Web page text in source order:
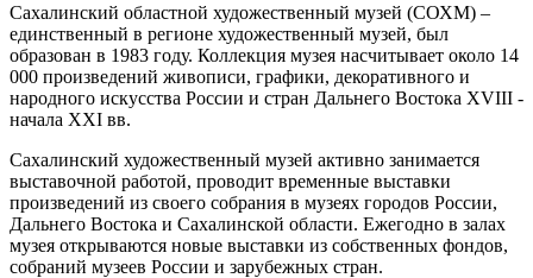
Сахалинский областной художественный музей (СОХМ) –
единственный в регионе художественный музей, был
образован в 1983 году. Коллекция музея насчитывает около 14
000 произведений живописи, графики, декоративного и
народного искусства России и стран Дальнего Востока XVIII -
начала XXI вв.
Сахалинский художественный музей активно занимается
выставочной работой, проводит временные выставки
произведений из своего собрания в музеях городов России,
Дальнего Востока и Сахалинской области. Ежегодно в залах
музея открываются новые выставки из собственных фондов,
собраний музеев России и зарубежных стран.